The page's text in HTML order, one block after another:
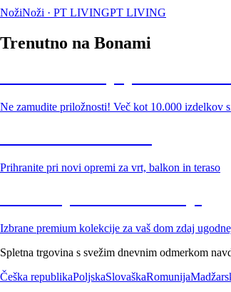
NožiNoži · PT LIVINGPT LIVING
Trenutno na Bonami
Ne zamudite priložnosti! Več kot 10.000 izdelkov
Prihranite pri novi opremi za vrt, balkon in teraso
Izbrane premium kolekcije za vaš dom zdaj
Spletna trgovina s svežim dnevnim odmerkom
Češka republikaPoljskaSlovaškaRomunija